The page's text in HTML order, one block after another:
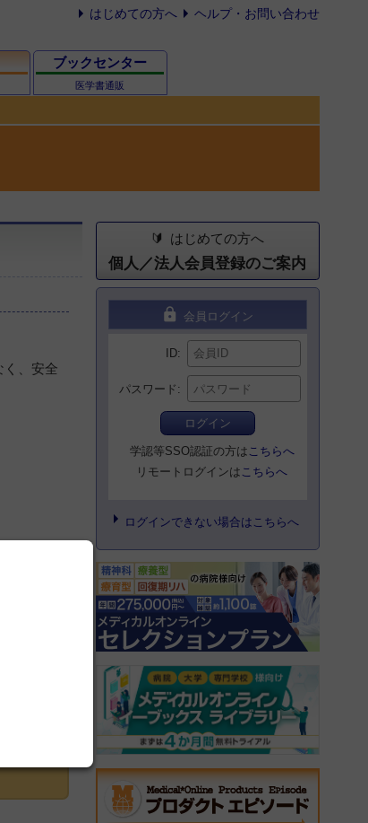
はじめての方へ ヘルプ・お問い合わせ
ブックセンター
医学書通販
く、安全
はじめての方へ
個人／法人会員登録のご案内
lock 会員ログイン
ID
パスワード
ログイン
学認等SSO認証の方は こちらへ
リモートログインは こちらへ
ログインできない場合はこちらへ